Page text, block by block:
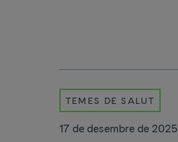
TEMES DE SALUT
17 de desembre de 2025